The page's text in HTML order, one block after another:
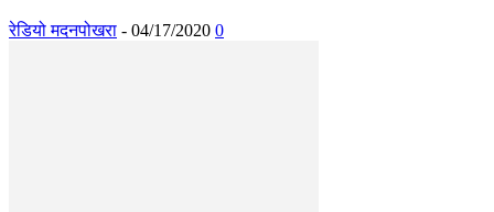
रेडियो मदनपोखरा - 04/17/2020 0